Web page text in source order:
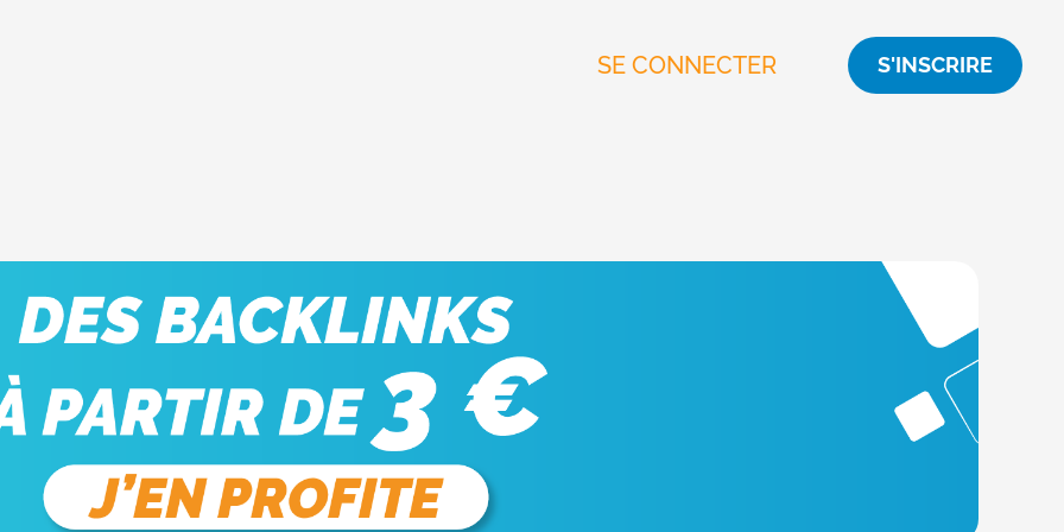
SE CONNECTER S'INSCRIRE